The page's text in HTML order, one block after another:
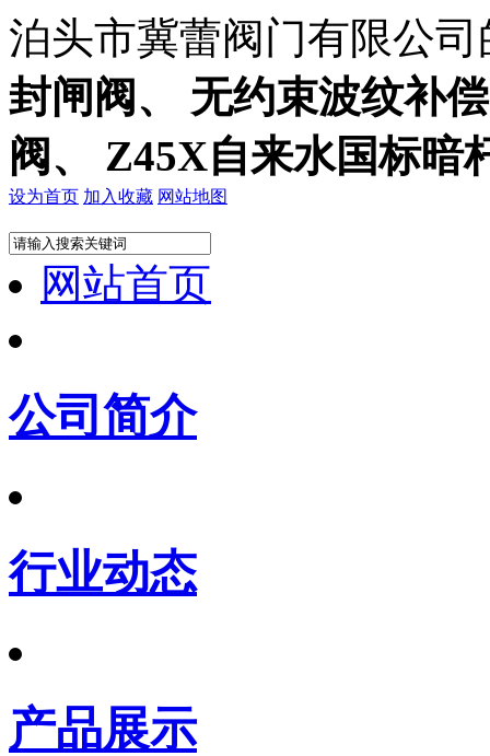
泊头市冀蕾阀门有限公
封闸阀、 无约束波纹补
阀、 Z45X自来水国标暗
设为首页 加入收藏 网站地图
网站首页
公司简介
行业动态
产品展示